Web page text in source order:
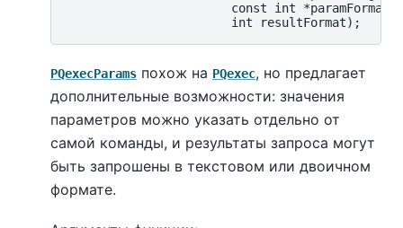
                       const int *paramFormats,
PQexecParams похож на PQexec, но предлагает
дополнительные возможности: значения
параметров можно указать отдельно от
самой команды, и результаты запроса могут
быть запрошены в текстовом или двоичном
формате.